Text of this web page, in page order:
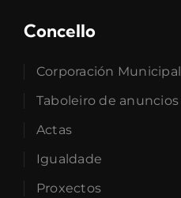
Concello
Corporación Municipal
Taboleiro de anuncios
Actas
Igualdade
Proxectos